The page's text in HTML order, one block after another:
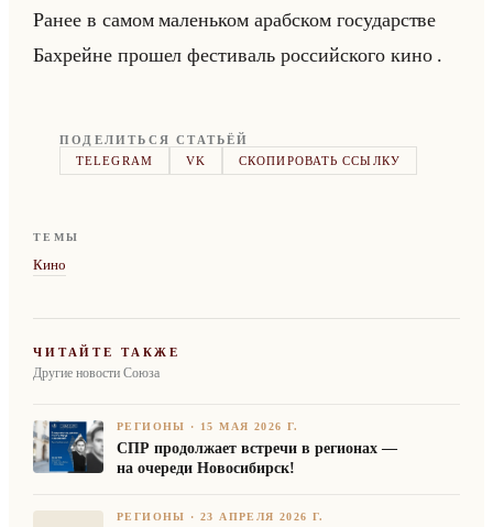
Ранее в самом ма­леньком араб­ском го­су­дар­стве
Бах­рейне про­шел фе­сти­валь рос­сийско­го кино .
ПОДЕЛИТЬСЯ СТАТЬЁЙ
TELEGRAM
VK СКОПИРОВАТЬ ССЫЛКУ
ТЕМЫ
Кино
ЧИТАЙТЕ ТАКЖЕ
Другие новости Союза
РЕГИОНЫ · 15 МАЯ 2026 Г.
СПР продолжает встречи в регионах —
на очереди Новосибирск!
РЕГИОНЫ ·23 АПРЕЛЯ 2026 Г.